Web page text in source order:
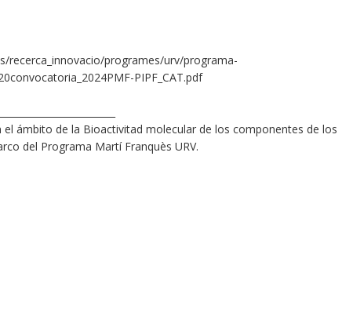
recerca_innovacio/programes/urv/programa-
PIPF_CAT.pdf
ámbito de la Bioactivitad molecular de los componentes de los
del Programa Martí Franquès URV.